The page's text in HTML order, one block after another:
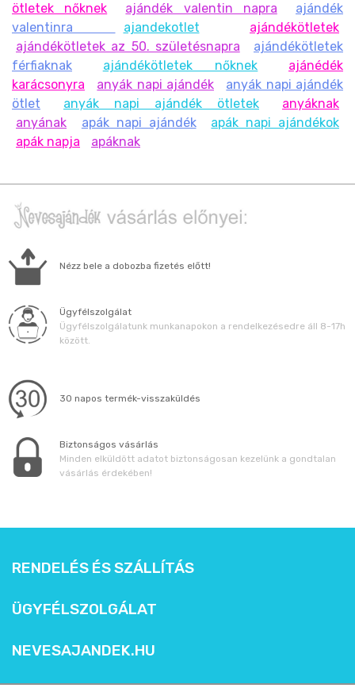
ötletek nőknek
ajándék valentin napra
ajándék
valentinra
ajandekotlet
ajándékötletek
ajándékötletek az 50. születésnapra
ajándékötletek
férfiaknak
ajándékötletek nőknek
ajánédék
karácsonyra
anyák napi ajándék
anyák napi ajándék
ötlet
anyák napi ajándék ötletek
anyáknak
anyának
apák napi ajándék
apák napi ajándékok
apák napja
apáknak
Nézz bele a dobozba fizetés előtt!
Ügyfélszolgálat
Ügyfélszolgálatunk munkanapokon a rendelkezésedre áll 8-17h
között.
30 napos termék-visszaküldés
Biztonságos vásárlás
Minden elküldött adatot biztonságosan kezelünk a gondtalan
vásárlás érdekében!
RENDELÉS ÉS SZÁLLÍTÁS
ÜGYFÉLSZOLGÁLAT
NEVESAJANDEK.HU